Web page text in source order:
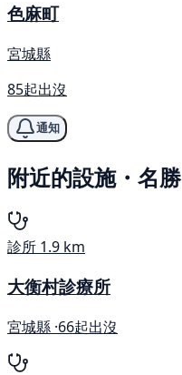
色麻町
宮城縣
85起出沒
通知
附近的設施・名勝
診所 1.9 km
大衡村診療所
宮城縣 ·66起出沒